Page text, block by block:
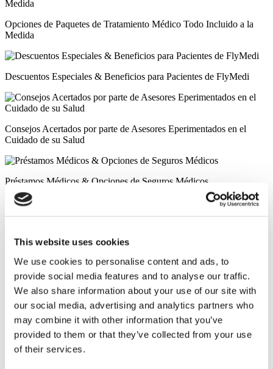
This website uses cookies
We use cookies to personalise content and ads, to
provide social media features and to analyse our traffic.
We also share information about your use of our site with
our social media, advertising and analytics partners who
may combine it with other information that you’ve
provided to them or that they’ve collected from your use
of their services.
Opciones de Paquetes de Tratamiento Médico Todo Incluido a la
Medida
Descuentos Especiales & Beneficios para Pacientes de FlyMedi
Consejos Acertados por parte de Asesores Eperimentados en el
Cuidado de su Salud
Préstamos Médicos & Opciones de Seguros Médicos
Clínicas Simialres
Istanbul European Center
Asia Cosmetic Hospital
Hospital Memorial de Sisli